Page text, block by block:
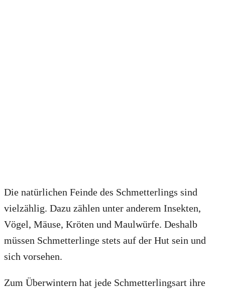
Die natürlichen Feinde des Schmetterlings sind
vielzählig. Dazu zählen unter anderem Insekten,
Vögel, Mäuse, Kröten und Maulwürfe. Deshalb
müssen Schmetterlinge stets auf der Hut sein und
sich vorsehen.
Zum Überwintern hat jede Schmetterlingsart ihre